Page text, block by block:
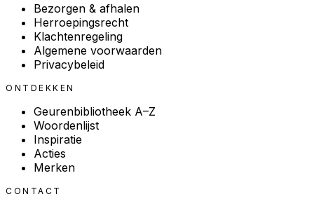
Bezorgen & afhalen
Herroepingsrecht
Klachtenregeling
Algemene voorwaarden
Privacybeleid
ONTDEKKEN
Geurenbibliotheek A–Z
Woordenlijst
Inspiratie
Acties
Merken
CONTACT